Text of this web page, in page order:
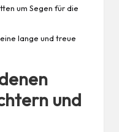
um Segen für die
lange und treue
und